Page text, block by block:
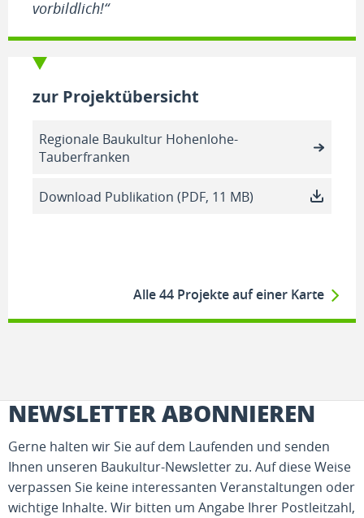
vorbildlich!“
zur Projektübersicht
Regionale Baukultur Hohenlohe-
Tauberfranken
Download Publikation (PDF, 11 MB)
Alle 44 Projekte auf einer Karte
NEWSLETTER ABONNIEREN
Gerne halten wir Sie auf dem Laufenden und senden
Ihnen unseren Baukultur-Newsletter zu. Auf diese Weise
verpassen Sie keine interessanten Veranstaltungen oder
wichtige Inhalte. Wir bitten um Angabe Ihrer Postleitzahl,